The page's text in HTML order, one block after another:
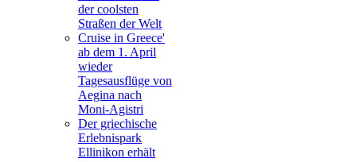
der coolsten
Straßen der Welt
Cruise in Greece'
ab dem 1. April
wieder
Tagesausflüge von
Aegina nach
Moni-Agistri
Der griechische
Erlebnispark
Ellinikon erhält